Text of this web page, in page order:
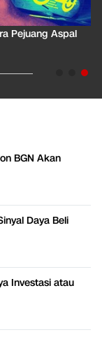
ke Cicilan KPR
BGN Akan
Daya Beli
Investasi atau